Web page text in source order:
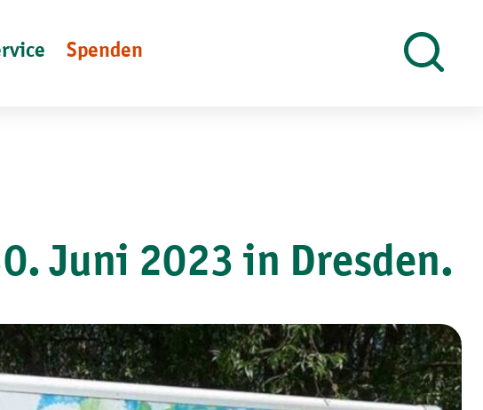
Spenden
Juni 2023 in Dresden.